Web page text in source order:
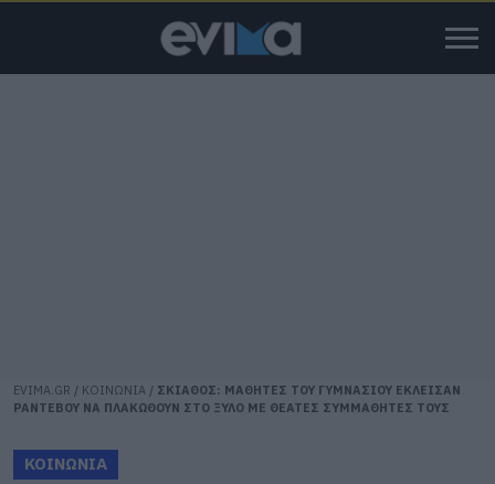
EVIMA.GR / ΚΟΙΝΩΝΙΑ / ΣΚΙΑΘΟΣ: ΜΑΘΗΤΕΣ ΤΟΥ ΓΥΜΝΑΣΙΟΥ ΕΚΛΕΙΣΑΝ
ΡΑΝΤΕΒΟΥ ΝΑ ΠΛΑΚΩΘΟΥΝ ΣΤΟ ΞΥΛΟ ΜΕ ΘΕΑΤΕΣ ΣΥΜΜΑΘΗΤΕΣ ΤΟΥΣ
ΚΟΙΝΩΝΙΑ